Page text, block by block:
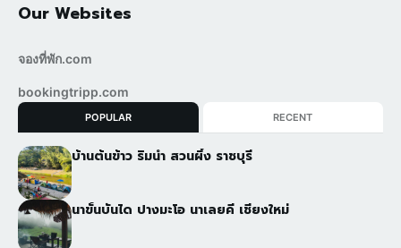
Our Websites
จองที่พัก.com
bookingtripp.com
POPULAR RECENT
บ้านต้นข้าว ริมน้ำ สวนผึ้ง ราชบุรี
นาขั้นบันได ปางมะโอ นาเลยคี เชียงใหม่